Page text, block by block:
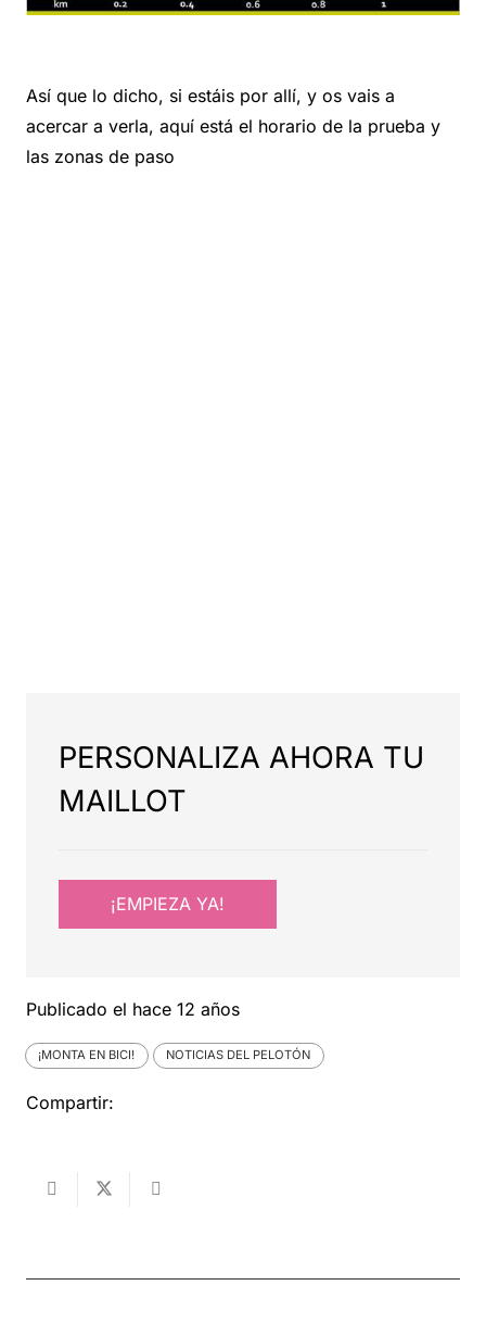
Así que lo dicho, si estáis por allí, y os vais a
acercar a verla, aquí está el horario de la prueba y
las zonas de paso
PERSONALIZA AHORA TU
MAILLOT
¡EMPIEZA YA!
Publicado el hace 12 años
¡MONTA EN BICI! NOTICIAS DEL PELOTÓN
Compartir: